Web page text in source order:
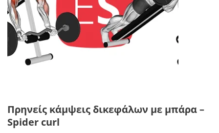
Πρηνείς κάμψεις δικεφάλων με μπάρα –
Spider curl